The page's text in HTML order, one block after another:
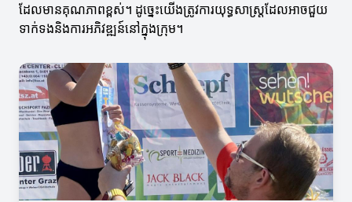
ដែលមានគុណភាពខ្ពស់។ ដូច្នេះយើងត្រូវការយុទ្ធសាស្ត្រដែលអាចជួយ
ទាក់ទងនិងការអភិវឌ្ឍន៍នៅក្នុងក្រុម។